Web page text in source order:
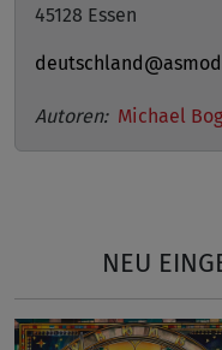
45128 Essen
Autoren: Michael
NEU